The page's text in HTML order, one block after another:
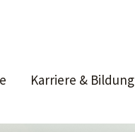
Karriere & Bildung